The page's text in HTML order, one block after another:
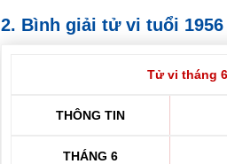
2. Bình giải tử vi tuổi
Tử vi tháng
THÔNG TIN
THÁNG 6